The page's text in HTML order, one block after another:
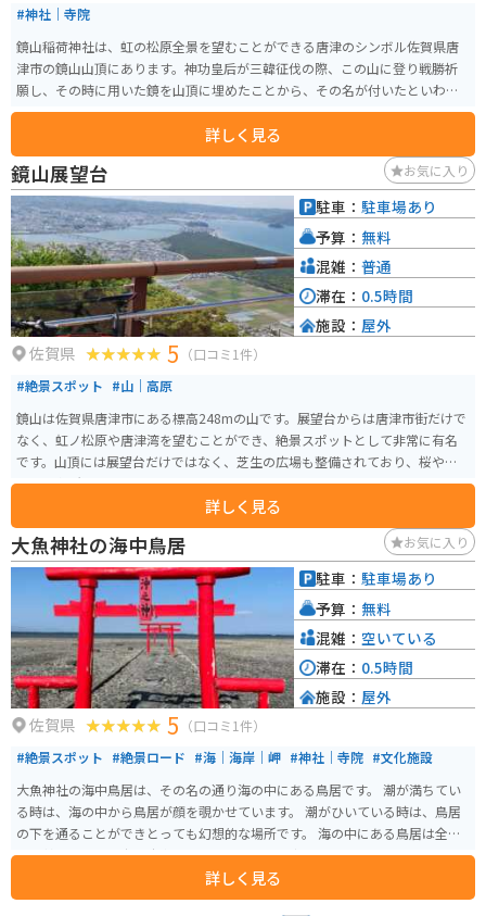
#神社｜寺院
鏡山稲荷神社は、虹の松原全景を望むことができる唐津のシンボル佐賀県唐
津市の鏡山山頂にあります。神功皇后が三韓征伐の際、この山に登り戦勝祈
願し、その時に用いた鏡を山頂に埋めたことから、その名が付いたといわれ
ています。
詳しく見る
鏡山展望台 お気に入り
佐賀県 5 （口コミ1件）
#絶景スポット #山｜高原
鏡山は佐賀県唐津市にある標高248mの山です。展望台からは唐津市街だけで
なく、虹ノ松原や唐津湾を望むことができ、絶景スポットとして非常に有名
です。山頂には展望台だけではなく、芝生の広場も整備されており、桜やツ
ツジの名所でもあります。
詳しく見る
駐車： 駐車場あり
予算： 無料
混雑： 普通
滞在： 0.5時間
施設： 屋外
大魚神社の海中鳥居 お気に入り
佐賀県 5 （口コミ1件）
#絶景スポット #絶景ロード #海｜海岸｜岬 #神社｜寺院 #文化施設
大魚神社の海中鳥居は、その名の通り海の中にある鳥居です。 潮が満ちてい
る時は、海の中から鳥居が顔を覗かせています。 潮がひいている時は、鳥居
の下を通ることができとっても幻想的な場所です。 海の中にある鳥居は全部
で３基あります。広い駐車場もあり、トイレも完備されています。
詳しく見る
駐車： 駐車場あり
予算： 無料
混雑： 空いている
滞在： 0.5時間
施設： 屋外